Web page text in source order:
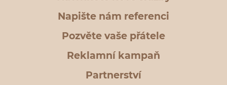
Napište nám referenci
Pozvěte vaše přátele
Reklamní kampaň
Partnerství